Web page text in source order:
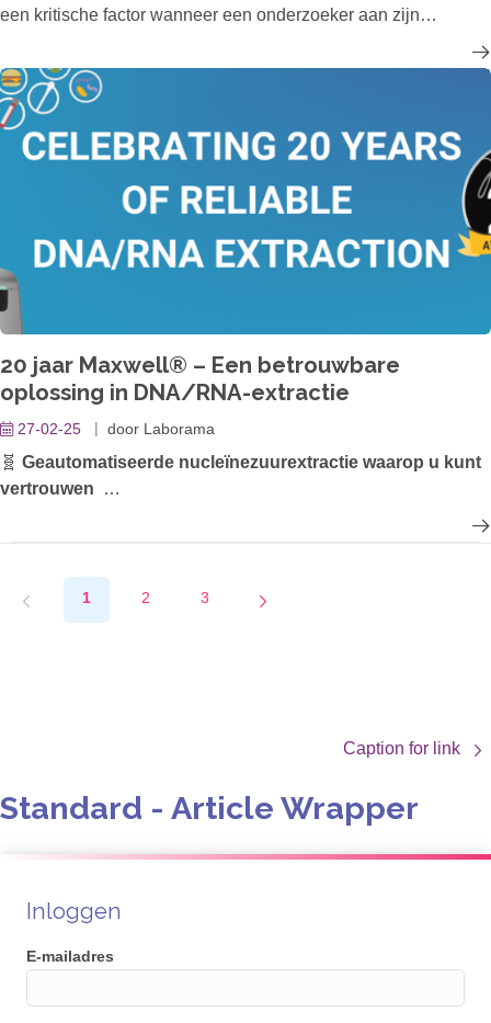
een kritische factor wanneer een onderzoeker aan zijn
experiment wil beginnen en ontdekt dat de labtooling ontbreekt
of niet past. Als de specifieke tooling niet "off-the-shelf"
beschikbaar is, kan dit leiden tot stilstand van weken.
20 jaar Maxwell® – Een betrouwbare
oplossing in DNA/RNA-extractie
27-02-25 door Laborama
🧬 Geautomatiseerde nucleïnezuurextractie waarop u kunt
vertrouwen
blijven Maxwell®-systemen zich ontwikkelen om te voldoen
aan de eisen van modern onderzoek.
1 2 3
Caption for link
Standard - Article Wrapper
Inloggen
E-mailadres